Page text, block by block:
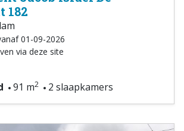
182
01-09-2026
via deze site
91 m2 2 slaapkamers